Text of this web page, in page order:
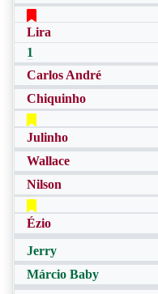
Lira
1
Carlos André
Chiquinho
Julinho
Wallace
Nilson
Ézio
Jerry
Márcio Baby